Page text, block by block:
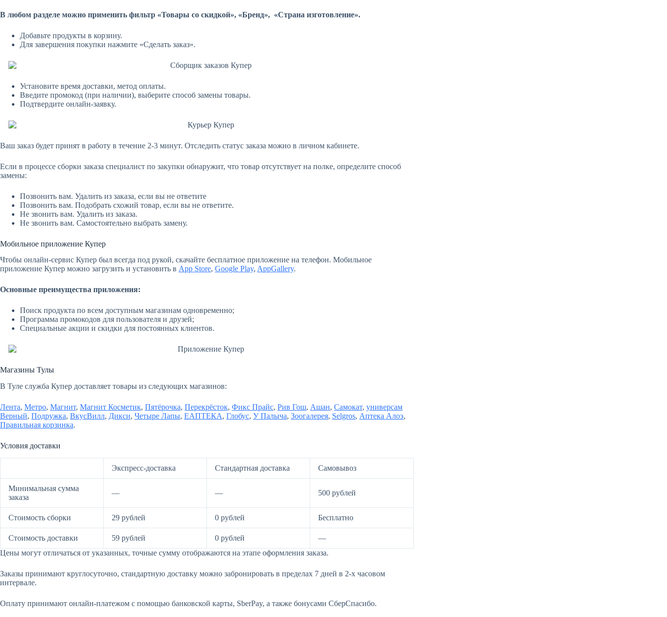
В любом разделе можно применить фильтр «Товары со скидкой», «Бренд», «Страна изготовление».
Добавьте продукты в корзину.
Для завершения покупки нажмите «Сделать заказ».
Установите время доставки, метод оплаты.
Введите промокод (при наличии), выберите способ замены товары.
Подтвердите онлайн-заявку.
Ваш заказ будет принят в работу в течение 2-3 минут. Отследить статус заказа можно в личном кабинете.
Если в процессе сборки заказа специалист по закупки обнаружит, что товар отсутствует на полке, определите способ
замены:
Позвонить вам. Удалить из заказа, если вы не ответите
Позвонить вам. Подобрать схожий товар, если вы не ответите.
Не звонить вам. Удалить из заказа.
Не звонить вам. Самостоятельно выбрать замену.
Мобильное приложение Купер
Чтобы онлайн-сервис Купер был всегда под рукой, скачайте бесплатное приложение на телефон. Мобильное
приложение Купер можно загрузить и установить в App Store, Google Play, AppGallery.
Основные преимущества приложения:
Поиск продукта по всем доступным магазинам одновременно;
Программа промокодов для пользователя и друзей;
Специальные акции и скидки для постоянных клиентов.
Магазины Тулы
В Туле служба Купер доставляет товары из следующих магазинов:
Лента, Метро, Магнит, Магнит Косметик, Пятёрочка, Перекрёсток, Фикс Прайс, Рив Гош, Ашан, Самокат, универсам
Верный, Подружка, ВкусВилл, Дикси, Четыре Лапы, ЕАПТЕКА, Глобус, У Палыча, Зоогалерея, Selgros, Аптека Алоэ,
Правильная корзинка.
Условия доставки
Экспресс-доставка Стандартная доставка Самовывоз
Минимальная сумма
заказа
— — 500 рублей
Стоимость сборки 29 рублей 0 рублей Бесплатно
Стоимость доставки 59 рублей 0 рублей
—
Цены могут отличаться от указанных, точные сумму отображаются на этапе оформления заказа.
Заказы принимают круглосуточно, стандартную доставку можно забронировать в пределах 7 дней в 2-х часовом
интервале.
Оплату принимают онлайн-платежом с помощью банковской карты, SberPay, а также бонусами СберСпасибо.